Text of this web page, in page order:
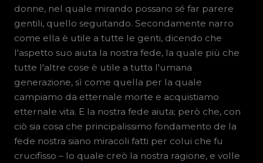
donne, nel quale mirando possano sé far parere
gentili, quello seguitando. Secondamente narro
come ella è utile a tutte le genti, dicendo che
l'aspetto suo aiuta la nostra fede, la quale più che
tutte l'altre cose è utile a tutta l'umana
generazione, sì come quella per la quale
campiamo da etternale morte e acquistiamo
etternale vita. E la nostra fede aiuta; però che, con
ciò sia cosa che principalissimo fondamento de la
fede nostra siano miracoli fatti per colui che fu
crucifisso – lo quale creò la nostra ragione, e volle